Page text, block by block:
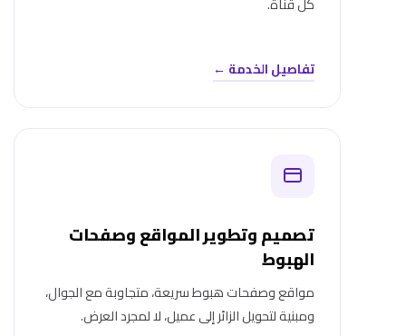
تفاصيل الخدمة ←
تصميم وتطوير المواقع وصفحات
الهبوط
مواقع وصفحات هبوط سريعة، متجاوبة مع الجوال،
ومبنية لتحويل الزائر إلى عميل، لا لمجرد العرض.